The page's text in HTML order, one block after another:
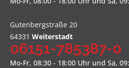
Gutenbergstraße 20
64331 Weiterstadt
06151-785387-0
Mo-Fr, 08:30 - 18:00 Uhr und Sa,